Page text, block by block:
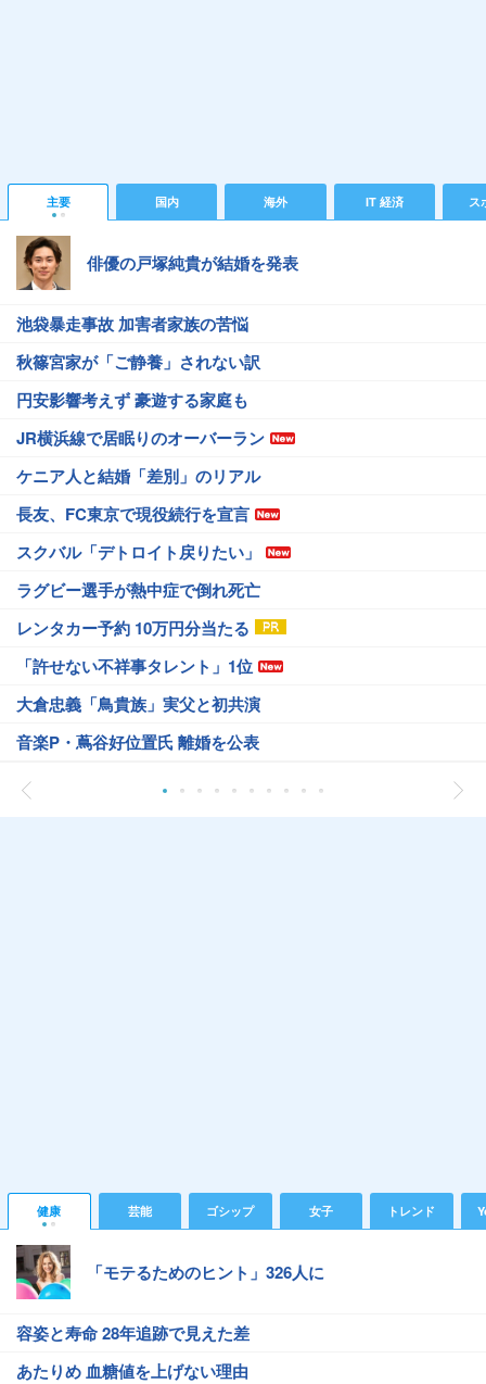
主要 国内 海外 IT 経済 ス
俳優の戸塚純貴が結婚を発表
池袋暴走事故 加害者家族の苦悩
秋篠宮家が「ご静養」されない訳
円安影響考えず 豪遊する家庭も
JR横浜線で居眠りのオーバーラン
ケニア人と結婚「差別」のリアル
長友、FC東京で現役続行を宣言
スクバル「デトロイト戻りたい」
ラグビー選手が熱中症で倒れ死亡
レンタカー予約 10万円分当たる
「許せない不祥事タレント」1位
大倉忠義「鳥貴族」実父と初共演
音楽P・蔦谷好位置氏 離婚を公表
健康 芸能 ゴシップ 女子 トレンド
「モテるためのヒント」326人に
容姿と寿命 28年追跡で見えた差
あたりめ 血糖値を上げない理由